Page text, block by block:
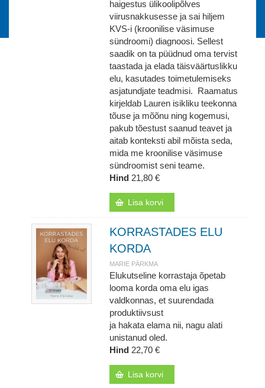
haigestus ülikoolipõlves
viirusnakkusesse ja sai hiljem
KVS-i (kroonilise väsimuse
sündroomi) diagnoosi. Sellest
saadik on ta püüdnud oma tervist
taastada ja elada täisväärtuslikku
elu, kasutades toimetulemiseks
asjatundjate teadmisi. Raamatus
kirjeldab Lauren isikliku teekonna
tõuse ja mõõnu ning kogemusi,
pakub tõestust saanud teavet ja
aitab konteksti abil mõista seda,
mida me kroonilise väsimuse
sündroomist seni teame.
Hind 21,80 €
Lisa korvi
KORRASTADES ELU
KORDA
MARIE PÄRKMA
Elukutseline korrastaja õpetab
looma korda oma elu igas
valdkonnas, et suurendada
produktiivsust
ja hakata elama nii, nagu alati
unistanud oled.
Hind 22,70 €
Lisa korvi